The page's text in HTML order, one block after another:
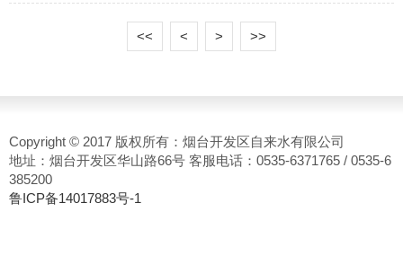
<< < > >>
Copyright © 2017 版权所有：烟台开发区自来水有限公司
地址：烟台开发区华山路66号 客服电话：0535-6371765 / 0535-6
385200
鲁ICP备14017883号-1